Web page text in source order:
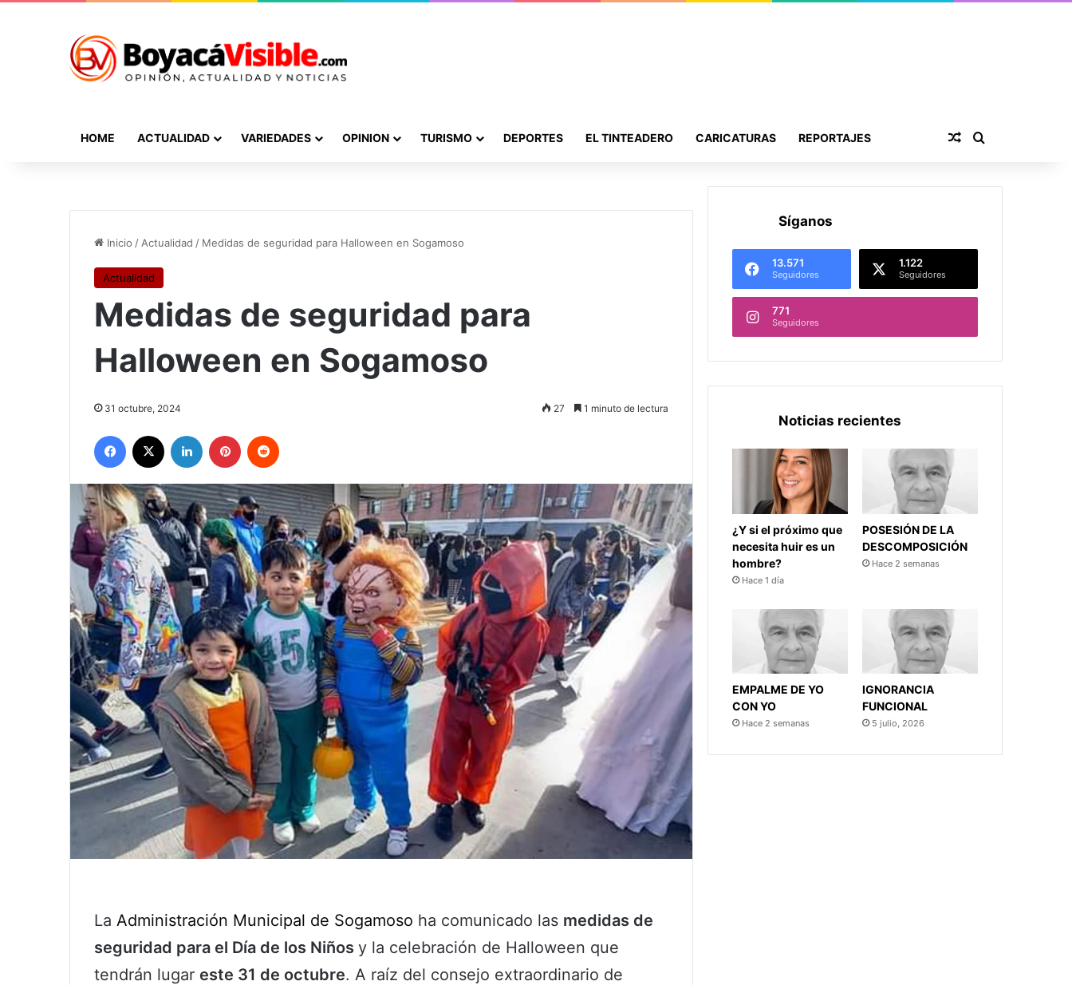
HOME ACTUALIDAD VARIEDADES OPINION TURISMO DEPORTES EL TINTEADERO CARICATURAS REPORTAJES Publicación al
Inicio / Actualidad / Medidas de seguridad para Halloween en Sogamoso
Actualidad
Medidas de seguridad para
Halloween en Sogamoso
31 octubre, 2024 27 1 minuto de lectura
Facebook LinkedIn Pinterest
La Administración Municipal de Sogamoso ha comunicado las medidas de
seguridad para el Día de los Niños y la celebración de Halloween que
tendrán lugar este 31 de octubre. A raíz del consejo extraordinario de
Síganos
13.571
Seguidores
1.122
Seguidores
771
Seguidores
Noticias recientes
¿Y si el próximo que
necesita huir es un
hombre?
Hace 1 día
POSESIÓN DE LA
DESCOMPOSICIÓN
Hace 2 semanas
EMPALME DE YO
CON YO
Hace 2 semanas
IGNORANCIA
FUNCIONAL
5 julio, 2026